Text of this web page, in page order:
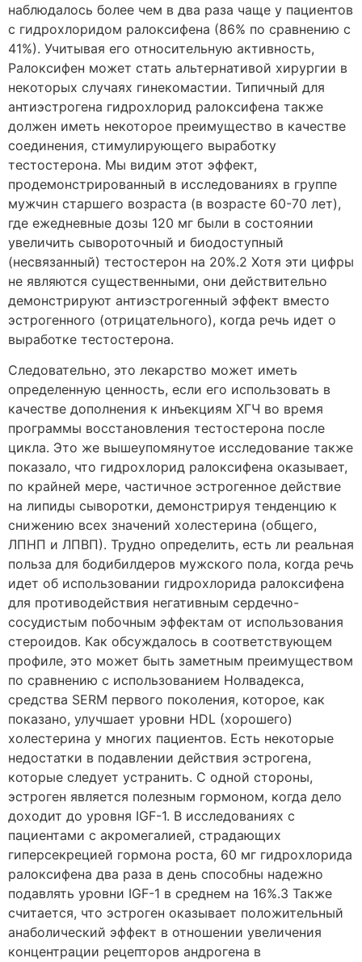
наблюдалось более чем в два раза чаще у пациентов
с гидрохлоридом ралоксифена (86% по сравнению с
41%). Учитывая его относительную активность,
Ралоксифен может стать альтернативой хирургии в
некоторых случаях гинекомастии. Типичный для
антиэстрогена гидрохлорид ралоксифена также
должен иметь некоторое преимущество в качестве
соединения, стимулирующего выработку
тестостерона. Мы видим этот эффект,
продемонстрированный в исследованиях в группе
мужчин старшего возраста (в возрасте 60-70 лет),
где ежедневные дозы 120 мг были в состоянии
увеличить сывороточный и биодоступный
(несвязанный) тестостерон на 20%.2 Хотя эти цифры
не являются существенными, они действительно
демонстрируют антиэстрогенный эффект вместо
эстрогенного (отрицательного), когда речь идет о
выработке тестостерона.
Следовательно, это лекарство может иметь
определенную ценность, если его использовать в
качестве дополнения к инъекциям ХГЧ во время
программы восстановления тестостерона после
цикла. Это же вышеупомянутое исследование также
показало, что гидрохлорид ралоксифена оказывает,
по крайней мере, частичное эстрогенное действие
на липиды сыворотки, демонстрируя тенденцию к
снижению всех значений холестерина (общего,
ЛПНП и ЛПВП). Трудно определить, есть ли реальная
польза для бодибилдеров мужского пола, когда речь
идет об использовании гидрохлорида ралоксифена
для противодействия негативным сердечно-
сосудистым побочным эффектам от использования
стероидов. Как обсуждалось в соответствующем
профиле, это может быть заметным преимуществом
по сравнению с использованием Нолвадекса,
средства SERM первого поколения, которое, как
показано, улучшает уровни HDL (хорошего)
холестерина у многих пациентов. Есть некоторые
недостатки в подавлении действия эстрогена,
которые следует устранить. С одной стороны,
эстроген является полезным гормоном, когда дело
доходит до уровня IGF-1. В исследованиях с
пациентами с акромегалией, страдающих
гиперсекрецией гормона роста, 60 мг гидрохлорида
ралоксифена два раза в день способны надежно
подавлять уровни IGF-1 в среднем на 16%.3 Также
считается, что эстроген оказывает положительный
анаболический эффект в отношении увеличения
концентрации рецепторов андрогена в